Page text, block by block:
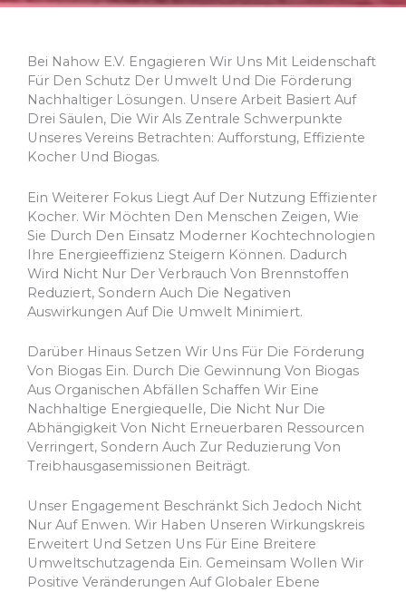
Bei Nahow E.V. Engagieren Wir Uns Mit Leidenschaft
Für Den Schutz Der Umwelt Und Die Förderung
Nachhaltiger Lösungen. Unsere Arbeit Basiert Auf
Drei Säulen, Die Wir Als Zentrale Schwerpunkte
Unseres Vereins Betrachten: Aufforstung, Effiziente
Kocher Und Biogas.
Ein Weiterer Fokus Liegt Auf Der Nutzung Effizienter
Kocher. Wir Möchten Den Menschen Zeigen, Wie
Sie Durch Den Einsatz Moderner Kochtechnologien
Ihre Energieeffizienz Steigern Können. Dadurch
Wird Nicht Nur Der Verbrauch Von Brennstoffen
Reduziert, Sondern Auch Die Negativen
Auswirkungen Auf Die Umwelt Minimiert.
Darüber Hinaus Setzen Wir Uns Für Die Förderung
Von Biogas Ein. Durch Die Gewinnung Von Biogas
Aus Organischen Abfällen Schaffen Wir Eine
Nachhaltige Energiequelle, Die Nicht Nur Die
Abhängigkeit Von Nicht Erneuerbaren Ressourcen
Verringert, Sondern Auch Zur Reduzierung Von
Treibhausgasemissionen Beiträgt.
Unser Engagement Beschränkt Sich Jedoch Nicht
Nur Auf Enwen. Wir Haben Unseren Wirkungskreis
Erweitert Und Setzen Uns Für Eine Breitere
Umweltschutzagenda Ein. Gemeinsam Wollen Wir
Positive Veränderungen Auf Globaler Ebene